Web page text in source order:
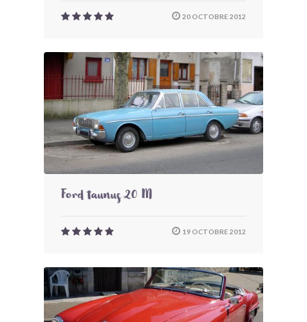
20 OCTOBRE 2012
Ford taunus 20 M
19 OCTOBRE 2012